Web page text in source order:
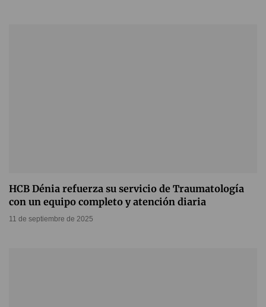
HCB Dénia refuerza su servicio de Traumatología
con un equipo completo y atención diaria
11 de septiembre de 2025